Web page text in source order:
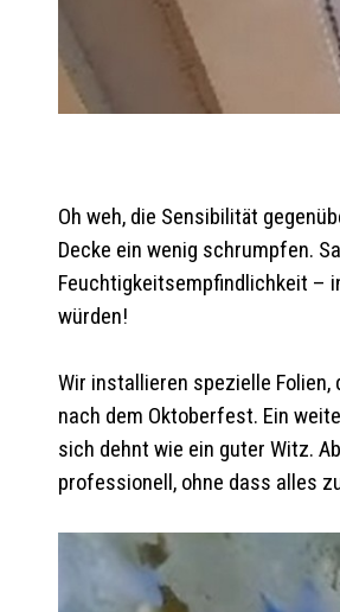
Oh weh, die Sensibilität
Decke ein wenig schrumpfen.
Feuchtigkeitsempfindlichkeit –
würden!
Wir installieren spezielle
nach dem Oktoberfest. Ein
sich dehnt wie ein guter Witz.
professionell, ohne dass alles